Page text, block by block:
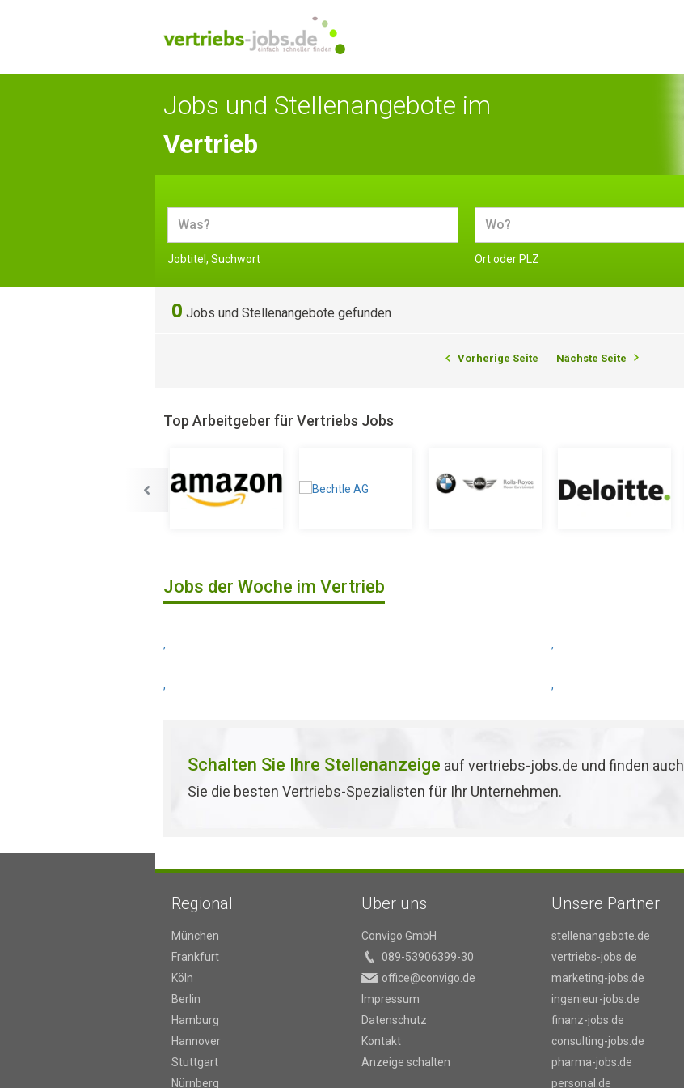
Jobs und Stellenangebote im
Vertrieb
Jobtitel, Suchwort Ort oder PLZ
0 Jobs und Stellenangebote gefunden
Vorherige Seite Nächste Seite
Top Arbeitgeber für Vertriebs Jobs
Jobs der Woche im Vertrieb
, ,
, ,
Schalten Sie Ihre Stellenanzeige auf vertriebs-jobs.de und finden auch
Sie die besten Vertriebs-Spezialisten für Ihr Unternehmen.
Regional
München
Frankfurt
Köln
Berlin
Hamburg
Hannover
Stuttgart
Nürnberg
Über uns
Convigo GmbH
089-53906399-30
office@convigo.de
Impressum
Datenschutz
Kontakt
Anzeige schalten
Unsere Partner
stellenangebote.de
vertriebs-jobs.de
marketing-jobs.de
ingenieur-jobs.de
finanz-jobs.de
consulting-jobs.de
pharma-jobs.de
personal.de